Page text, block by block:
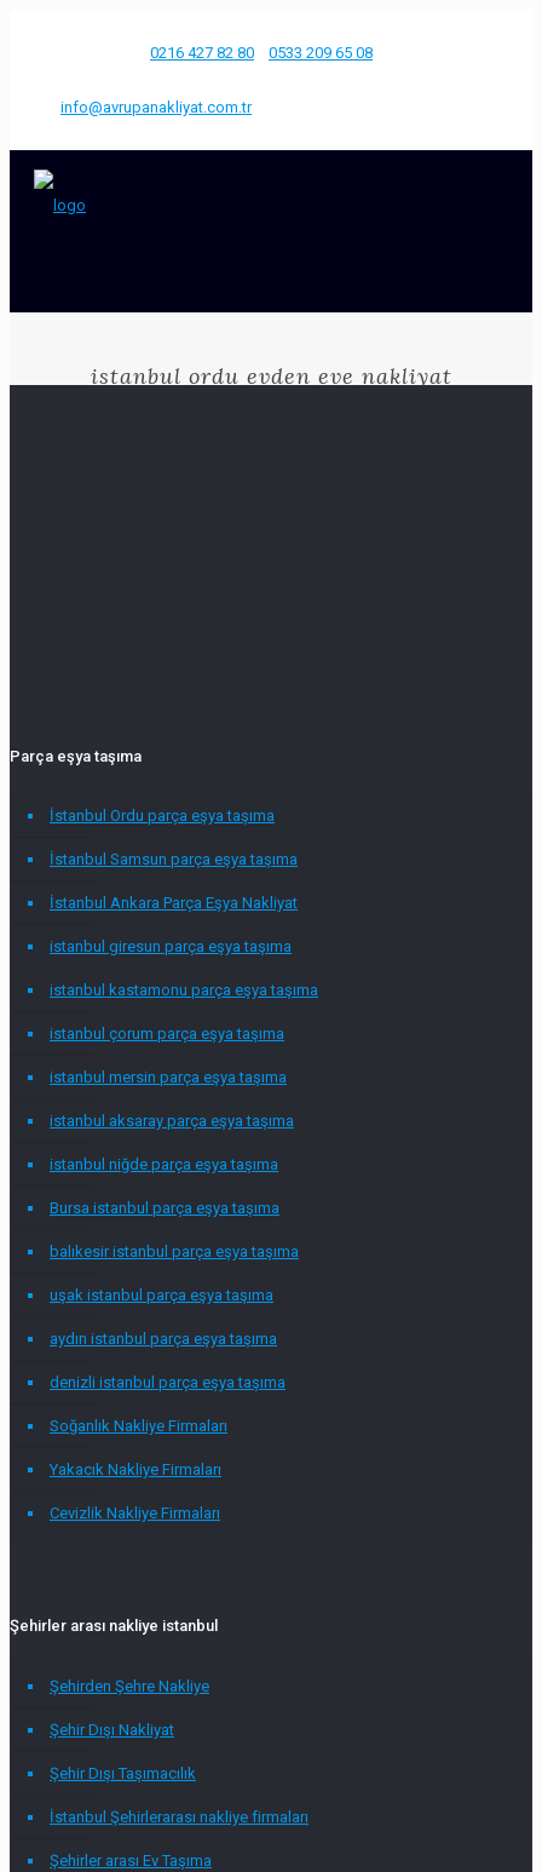
0216 427 82 80 0533 209 65 08
info@avrupanakliyat.com.tr
istanbul ordu evden eve nakliyat
Parça eşya taşıma
İstanbul Ordu parça eşya taşıma
İstanbul Samsun parça eşya taşıma
İstanbul Ankara Parça Eşya Nakliyat
istanbul giresun parça eşya taşıma
istanbul kastamonu parça eşya taşıma
istanbul çorum parça eşya taşıma
istanbul mersin parça eşya taşıma
istanbul aksaray parça eşya taşıma
istanbul niğde parça eşya taşıma
Bursa istanbul parça eşya taşıma
balıkesir istanbul parça eşya taşıma
uşak istanbul parça eşya taşıma
aydın istanbul parça eşya taşıma
denizli istanbul parça eşya taşıma
Soğanlık Nakliye Firmaları
Yakacık Nakliye Firmaları
Cevizlik Nakliye Firmaları
Şehirler arası nakliye istanbul
Şehirden Şehre Nakliye
Şehir Dışı Nakliyat
Şehir Dışı Taşımacılık
İstanbul Şehirlerarası nakliye firmaları
Şehirler arası Ev Taşıma